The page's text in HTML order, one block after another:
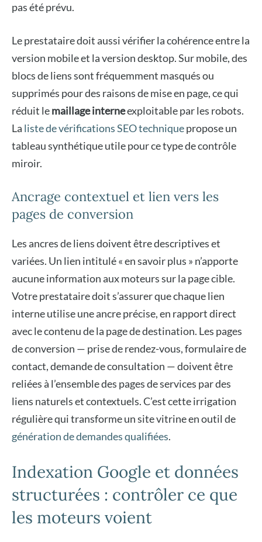
pas été prévu.
Le prestataire doit aussi vérifier la cohérence entre la
version mobile et la version desktop. Sur mobile, des
blocs de liens sont fréquemment masqués ou
supprimés pour des raisons de mise en page, ce qui
réduit lemaillage interneexploitable par les robots.
La liste de vérifications SEO techniquepropose un
tableau synthétique utile pour ce type de contrôle
miroir.
Ancrage contextuel et lien vers les
pages de conversion
Les ancres de liens doivent être descriptives et
variées. Un lien intitulé « en savoir plus » n’apporte
aucune information aux moteurs sur la page cible.
Votre prestataire doit s’assurer que chaque lien
interne utilise une ancre précise, en rapport direct
avec le contenu de la page de destination. Les pages
de conversion — prise de rendez-vous, formulaire de
contact, demande de consultation — doivent être
reliées à l’ensemble des pages de services par des
liens naturels et contextuels. C’est cette irrigation
régulière qui transforme un site vitrine en outil de
génération de demandes qualifiées.
Indexation Google et données
structurées : contrôler ce que
les moteurs voient